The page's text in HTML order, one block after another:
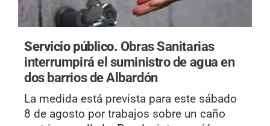
Servicio público. Obras Sanitarias
interrumpirá el suministro de agua en
dos barrios de Albardón
La medida está prevista para este sábado
8 de agosto por trabajos sobre un caño